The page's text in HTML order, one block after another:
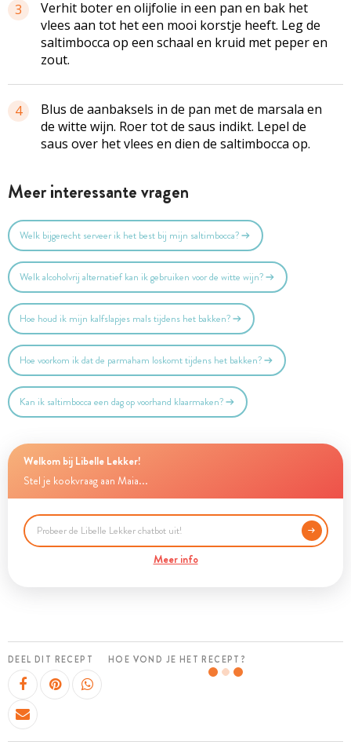
3
Verhit boter en olijfolie in een pan en bak het
vlees aan tot het een mooi korstje heeft. Leg de
saltimbocca op een schaal en kruid met peper en
zout.
4 Blus de aanbaksels in de pan met de marsala en
de witte wijn. Roer tot de saus indikt. Lepel de
saus over het vlees en dien de saltimbocca op.
Meer interessante vragen
Welk bijgerecht serveer ik het best bij mijn saltimbocca?
Welk alcoholvrij alternatief kan ik gebruiken voor de witte wijn?
Hoe houd ik mijn kalfslapjes mals tijdens het bakken?
Hoe voorkom ik dat de parmaham loskomt tijdens het bakken?
Kan ik saltimbocca een dag op voorhand klaarmaken?
Welkom bij Libelle Lekker!
Stel je kookvraag aan Maia...
Meer info
DEEL DIT RECEPT HOE VOND JE HET RECEPT?